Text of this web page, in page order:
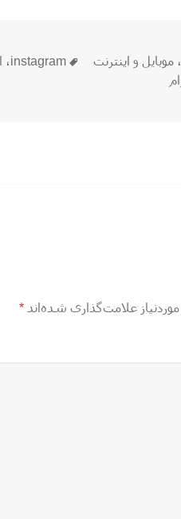
موبایل و اينترنت برچسب‌ها
instagram،
علامت‌گذاری شده‌اند*